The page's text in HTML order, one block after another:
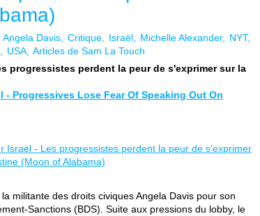
Angela Davis Critique Israël Michelle Alexander
NYT
USA Articles de Sam La Touch
progressistes perdent la peur de s'exprimer sur la
- Progressives Lose Fear Of Speaking Out On
militante des droits civiques Angela Davis pour son
Sanctions (BDS). Suite aux pressions du lobby, le